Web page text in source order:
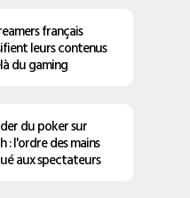
français
leurs contenus
du gaming
du poker sur
: l'ordre des mains
aux spectateurs